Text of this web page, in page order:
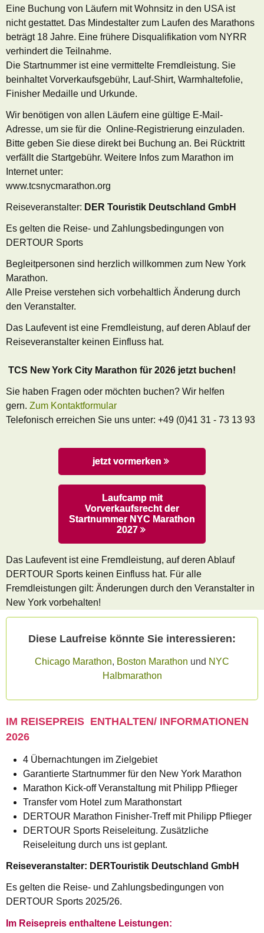
Eine Buchung von Läufern mit Wohnsitz in den USA ist
nicht gestattet. Das Mindestalter zum Laufen des Marathons
beträgt 18 Jahre. Eine frühere Disqualifikation vom NYRR
verhindert die Teilnahme.
Die Startnummer ist eine vermittelte Fremdleistung. Sie
beinhaltet Vorverkaufsgebühr, Lauf-Shirt, Warmhaltefolie,
Finisher Medaille und Urkunde.
Wir benötigen von allen Läufern eine gültige E-Mail-
Adresse, um sie für die Online-Registrierung einzuladen.
Bitte geben Sie diese direkt bei Buchung an. Bei Rücktritt
verfällt die Startgebühr. Weitere Infos zum Marathon im
Internet unter:
www.tcsnycmarathon.org
Reiseveranstalter: DER Touristik Deutschland GmbH
Es gelten die Reise- und Zahlungsbedingungen von
DERTOUR Sports
Begleitpersonen sind herzlich willkommen zum New York
Marathon.
Alle Preise verstehen sich vorbehaltlich Änderung durch
den Veranstalter.
Das Laufevent ist eine Fremdleistung, auf deren Ablauf der
Reiseveranstalter keinen Einfluss hat.
TCS New York City Marathon für 2026 jetzt buchen!
Sie haben Fragen oder möchten buchen? Wir helfen
gern. Zum Kontaktformular
Telefonisch erreichen Sie uns unter: +49 (0)41 31 - 73 13 93
jetzt vormerken
Laufcamp mit
Vorverkaufsrecht der
Startnummer NYC Marathon
2027
Das Laufevent ist eine Fremdleistung, auf deren Ablauf
DERTOUR Sports keinen Einfluss hat. Für alle
Fremdleistungen gilt: Änderungen durch den Veranstalter in
New York vorbehalten!
Diese Laufreise könnte Sie interessieren:
Chicago Marathon, Boston Marathon und NYC
Halbmarathon
IM REISEPREIS ENTHALTEN/ INFORMATIONEN
2026
4 Übernachtungen im Zielgebiet
Garantierte Startnummer für den New York Marathon
Marathon Kick-off Veranstaltung mit Philipp Pflieger
Transfer vom Hotel zum Marathonstart
DERTOUR Marathon Finisher-Treff mit Philipp Pflieger
DERTOUR Sports Reiseleitung. Zusätzliche
Reiseleitung durch uns ist geplant.
Reiseveranstalter: DERTouristik Deutschland GmbH
Es gelten die Reise- und Zahlungsbedingungen von
DERTOUR Sports 2025/26.
Im Reisepreis enthaltene Leistungen: